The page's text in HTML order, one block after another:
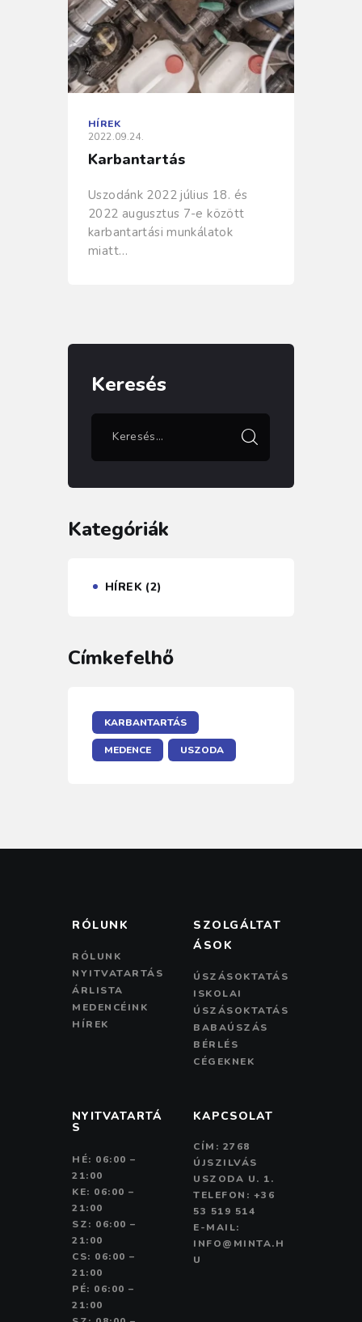
HÍREK
2022.09.24.
Karbantartás
Uszodánk 2022 július 18. és
2022 augusztus 7-e között
karbantartási munkálatok
miatt…
Keresés
Kategóriák
HÍREK (2)
Címkefelhő
KARBANTARTÁS
MEDENCE USZODA
RÓLUNK
RÓLUNK
NYITVATARTÁS
ÁRLISTA
MEDENCÉINK
HÍREK
SZOLGÁLTAT
ÁSOK
ÚSZÁSOKTATÁS
ISKOLAI
ÚSZÁSOKTATÁS
BABAÚSZÁS
BÉRLÉS
CÉGEKNEK
NYITVATARTÁ
S
HÉ: 06:00 –
21:00
KE: 06:00 –
21:00
SZ: 06:00 –
21:00
CS: 06:00 –
21:00
PÉ: 06:00 –
21:00
KAPCSOLAT
CÍM: 2768
ÚJSZILVÁS
USZODA U. 1.
TELEFON: +36
53 519 514
E-MAIL:
INFO@MINTA.H
U